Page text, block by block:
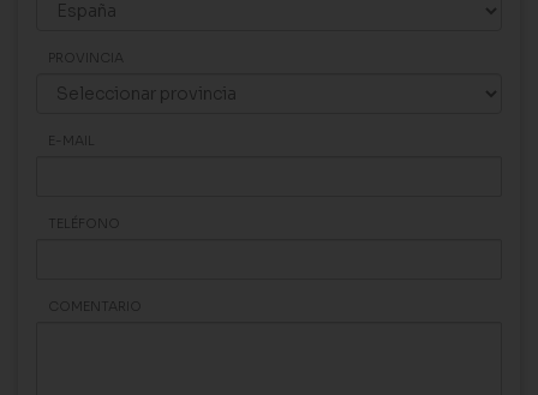
PROVINCIA
E-MAIL
TELÉFONO
COMENTARIO